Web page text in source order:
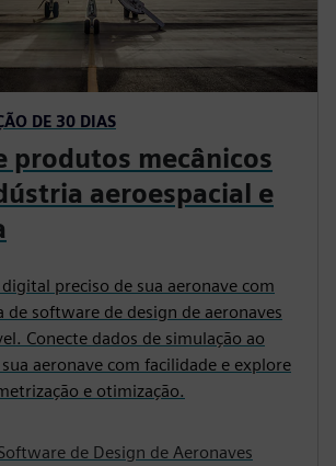
DE 30 DIAS
produtos mecânicos
aeroespacial e
preciso de sua aeronave com
de software de design de aeronaves
Conecte dados de simulação ao
aeronave com facilidade e explore
e otimização.
de Design de Aeronaves